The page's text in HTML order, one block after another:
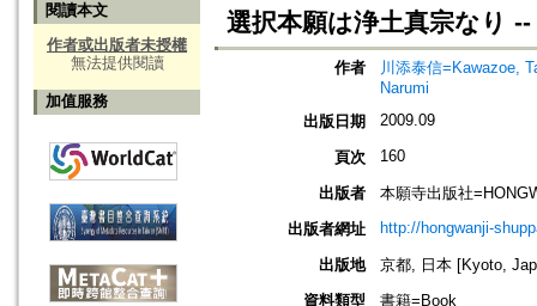
閱讀本文
作者或出版者未授權
無法提供閱讀
加值服務
選択本願は浄土真宗なり
作者
川添泰信=Kawazoe,
Narumi
出版日期
2009.09
頁次 160
出版者
本願寺出版社
出版者網址
http://hongwanji-
出版地
京都, 日本 [Kyoto,
資料類型
書籍=Book